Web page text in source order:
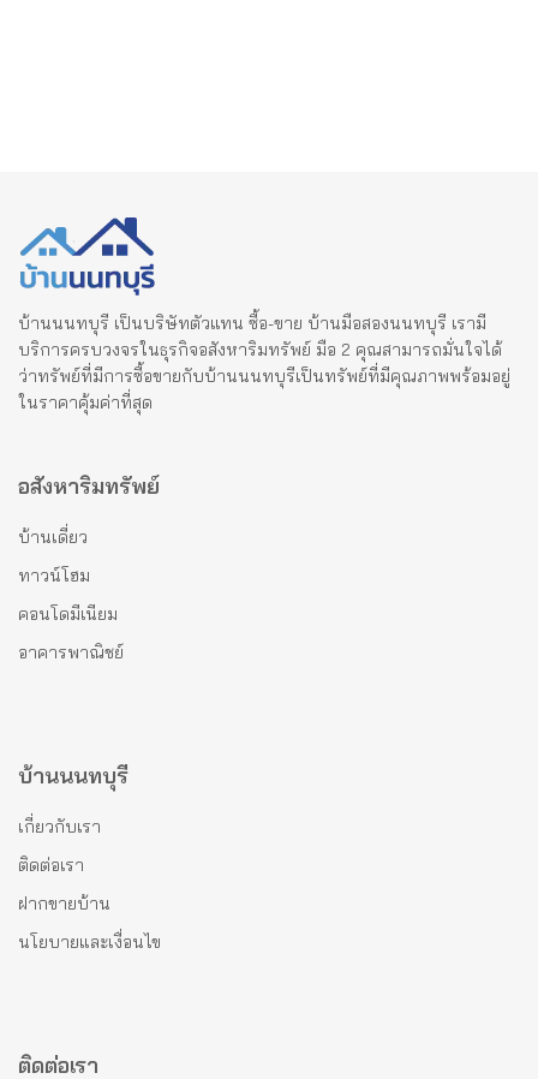
บ้านนนทบุรี เป็นบริษัทตัวแทน ซื้อ-ขาย บ้านมือสองนนทบุรี เรามี
บริการครบวงจรในธุรกิจอสังหาริมทรัพย์ มือ 2 คุณสามารถมั่นใจได้
ว่าทรัพย์ที่มีการซื้อขายกับบ้านนนทบุรีเป็นทรัพย์ที่มีคุณภาพพร้อมอยู่
ในราคาคุ้มค่าที่สุด
อสังหาริมทรัพย์
บ้านเดี่ยว
ทาวน์โฮม
คอนโดมีเนียม
อาคารพาณิชย์
บ้านนนทบุรี
เกี่ยวกับเรา
ติดต่อเรา
ฝากขายบ้าน
นโยบายและเงื่อนไข
ติดต่อเรา